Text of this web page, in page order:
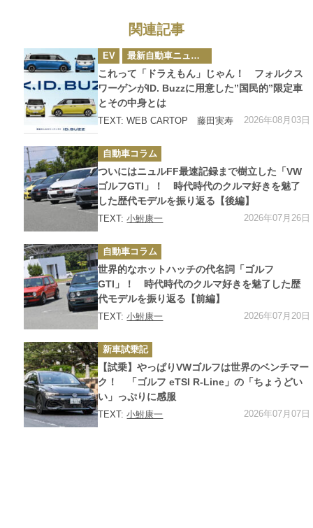
関連記事
カ
テ
ゴ
リ
ー
EV 最新自動車ニュース
これって「ドラえもん」じゃん！ フォルクス
ワーゲンがID. Buzzに用意した”国民的”限定車
とその中身とは
TEXT: WEB CARTOP 藤田実寿 2026年08月03日
カ
テ
ゴ
リ
ー
自動車コラム
ついにはニュルFF最速記録まで樹立した「VW
ゴルフGTI」！ 時代時代のクルマ好きを魅了
した歴代モデルを振り返る【後編】
TEXT:小鮒康一 2026年07月26日
カ
テ
ゴ
リ
ー
自動車コラム
世界的なホットハッチの代名詞「ゴルフ
GTI」！ 時代時代のクルマ好きを魅了した歴
代モデルを振り返る【前編】
TEXT:小鮒康一 2026年07月20日
カ
テ
ゴ
リ
ー
新車試乗記
【試乗】やっぱりVWゴルフは世界のベンチマー
ク！ 「ゴルフ eTSI R-Line」の「ちょうどい
い」っぷりに感服
TEXT:小鮒康一 2026年07月07日